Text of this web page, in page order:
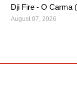
Dji Fire - O Carma
August 07, 2026